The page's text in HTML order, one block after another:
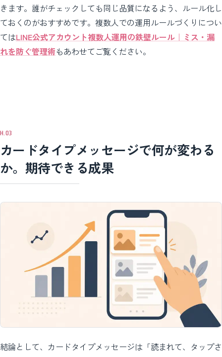
きます。誰がチェックしても同じ品質になるよう、ルール化し
ておくのがおすすめです。複数人での運用ルールづくりについ
てはLINE公式アカウント複数人運用の鉄壁ルール｜ミス・漏
れを防ぐ管理術もあわせてご覧ください。
カードタイプメッセージで何が変わる
か。期待できる成果
結論として、カードタイプメッセージは「読まれて、タップさ